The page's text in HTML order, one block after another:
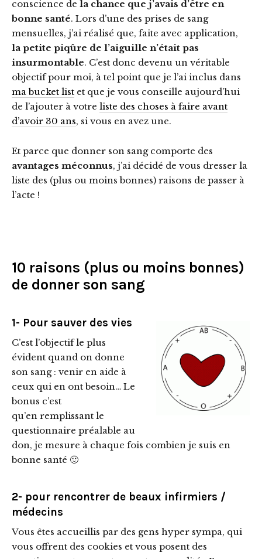
conscience de la chance que j’avais d’être en
bonne santé. Lors d’une des prises de sang
mensuelles, j’ai réalisé que, faite avec application,
la petite piqûre de l’aiguille n’était pas
insurmontable. C’est donc devenu un véritable
objectif pour moi, à tel point que je l’ai inclus dans
ma bucket list et que je vous conseille aujourd’hui
de l’ajouter à votre liste des choses à faire avant
d’avoir 30 ans, si vous en avez une.
Et parce que donner son sang comporte des
avantages méconnus, j’ai décidé de vous dresser la
liste des (plus ou moins bonnes) raisons de passer à
l’acte !
10 raisons (plus ou moins bonnes)
de donner son sang
1- Pour sauver des vies
C’est l’objectif le plus
évident quand on donne
son sang : venir en aide à
ceux qui en ont besoin… Le
bonus c’est
qu’en remplissant le
questionnaire préalable au
don, je mesure à chaque fois combien je suis en
bonne santé 🙂
2- pour rencontrer de beaux infirmiers /
médecins
Vous êtes accueillis par des gens hyper sympa, qui
vous offrent des cookies et vous posent des